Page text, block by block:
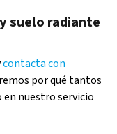
suelo radiante
contacta con
por qué tantos
en nuestro servicio